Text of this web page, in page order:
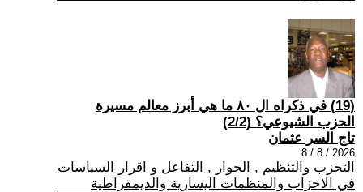
(19) في ذكراه ال ٨٠ ما هي أبرز معالم مسيرة
الحزب الشيوعي؟ (2/2)
تاج السر عثمان
2026 / 8 / 8
التحزب والتنظيم , الحوار , التفاعل و اقرار السياسات
في الاحزاب والمنظمات اليسارية والديمقراطية